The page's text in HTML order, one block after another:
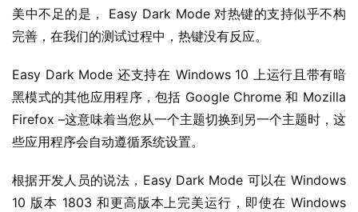
W
i
n
1
C
件
美中不足的是， Easy Dark Mode 对热键的支持似乎不构
完善，在我们的测试过程中，热键没有反应。
Easy Dark Mode 还支持在 Windows 10 上运行且带有暗
黑模式的其他应用程序，包括 Google Chrome 和 Mozilla
Firefox –这意味着当您从一个主题切换到另一个主题时，这
些应用程序会自动遵循系统设置。
根据开发人员的说法，Easy Dark Mode 可以在 Windows
10 版本 1803 和更高版本上完美运行，即使在 Windows